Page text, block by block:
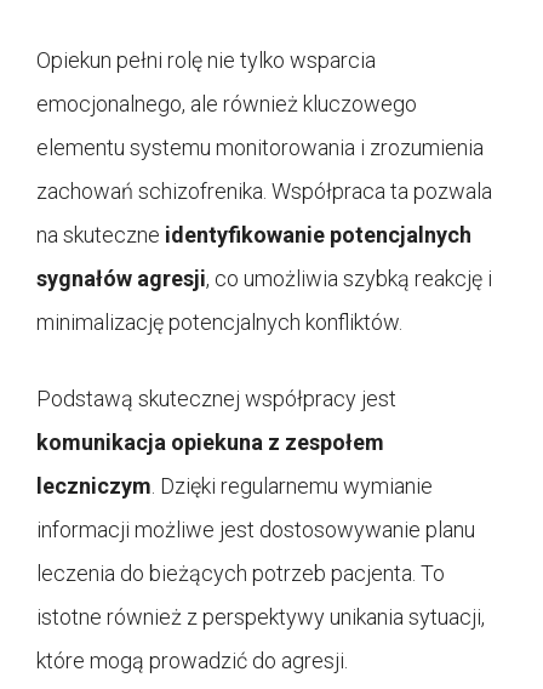
Opiekun pełni rolę nie tylko wsparcia
emocjonalnego, ale również kluczowego
elementu systemu monitorowania i zrozumienia
zachowań schizofrenika. Współpraca ta pozwala
na skuteczne identyfikowanie potencjalnych
sygnałów agresji, co umożliwia szybką reakcję i
minimalizację potencjalnych konfliktów.
Podstawą skutecznej współpracy jest
komunikacja opiekuna z zespołem
leczniczym . Dzięki regularnemu wymianie
informacji możliwe jest dostosowywanie planu
leczenia do bieżących potrzeb pacjenta. To
istotne również z perspektywy unikania sytuacji,
które mogą prowadzić do agresji.